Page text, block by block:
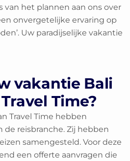
van het plannen aan ons over
onvergetelijke ervaring op
Uw paradijselijke vakantie
vakantie Bali
Time?
Travel Time hebben
de reisbranche. Zij hebben
samengesteld. Voor deze
een offerte aanvragen die